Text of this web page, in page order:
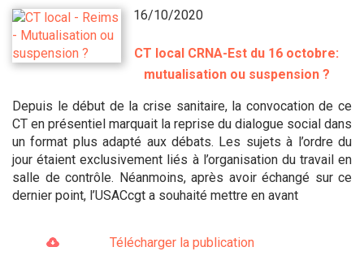
16/10/2020
CT local CRNA-Est du 16 octobre:
mutualisation ou suspension ?
Depuis le début de la crise sanitaire, la convocation de ce
CT en présentiel marquait la reprise du dialogue social dans
un format plus adapté aux débats. Les sujets à l’ordre du
jour étaient exclusivement liés à l’organisation du travail en
salle de contrôle. Néanmoins, après avoir échangé sur ce
dernier point, l’USACcgt a souhaité mettre en avant
Télécharger la publication